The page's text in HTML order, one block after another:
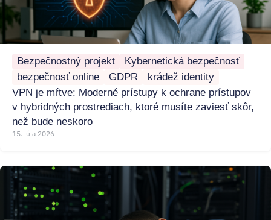
Bezpečnostný projekt
Kybernetická bezpečnosť
bezpečnosť online
GDPR
krádež identity
VPN je mŕtve: Moderné prístupy k ochrane prístupov
v hybridných prostrediach, ktoré musíte zaviesť skôr,
než bude neskoro
15. júla 2026